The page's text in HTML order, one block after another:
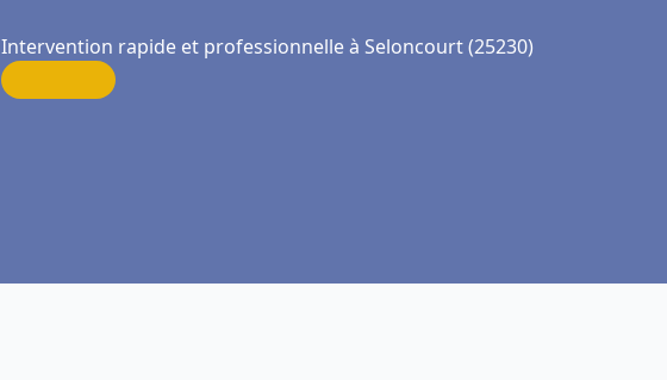
Intervention rapide et professionnelle à Seloncourt (25230)